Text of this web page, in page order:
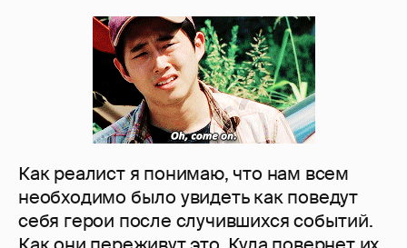
Как реалист я понимаю, что нам всем
необходимо было увидеть как поведут
себя герои после случившихся событий.